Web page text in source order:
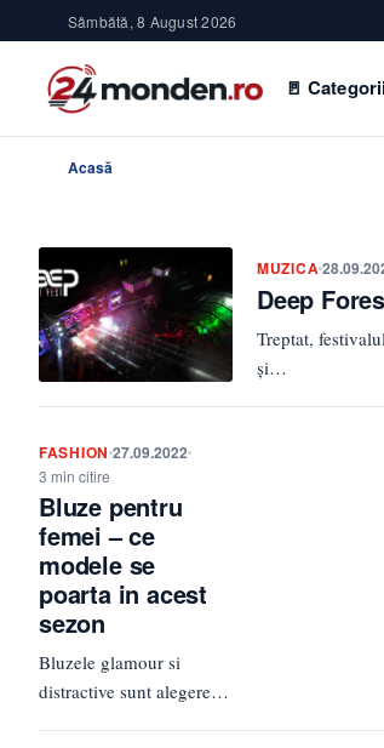
Sâmbătă, 8 August 2026
🚪
Acasă
MUZICA
Deep
Treptat,
şi…
FASHION27.09.2022
3 min citire
Bluze pentru
femei – ce
modele se
poarta in acest
sezon
Bluzele glamour si
distractive sunt alegerea